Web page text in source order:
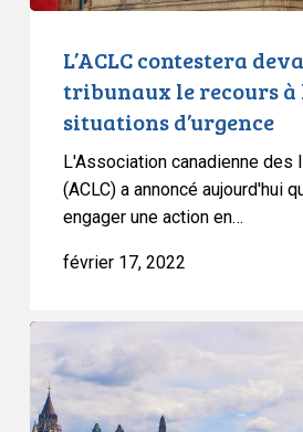
d’urgence
L’ACLC contestera
tribunaux le recours à
situations d’urgence
L'Association canadienne des
(ACLC) a annoncé aujourd'hui
engager une action en…
février 17, 2022
Extraits
communiqué
de